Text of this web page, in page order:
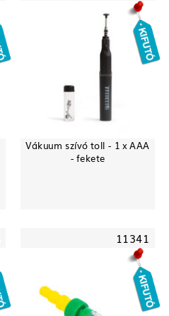
Vákuum szívó toll - 1 x AAA
- fekete
11341